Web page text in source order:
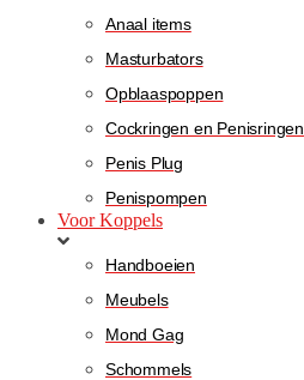
Anaal items
Masturbators
Opblaaspoppen
Cockringen en Penisringen
Penis Plug
Penispompen
Voor Koppels
Handboeien
Meubels
Mond Gag
Schommels